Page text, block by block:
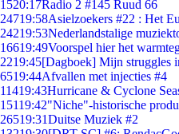
1520:17Radio 2 #145 Ruud 66
24719:58Asielzoekers #22 : Het
24219:53Nederlandstalige
16619:49Voorspel hier het
2219:45[Dagboek] Mijn struggles
6519:44Afvallen met injecties #4
11419:43Hurricane & Cyclone
15119:42"Niche"-historische
26519:31Duitse Muziek #2